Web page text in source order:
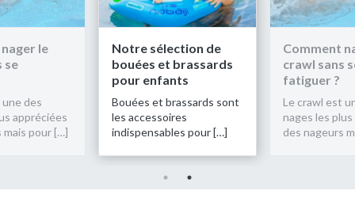
le
se
des
appréciées
mais pour […]
Notre sélection de
bouées et brassards
pour enfants
Bouées et brassards sont
les accessoires
indispensables pour […]
Comment
crawl sans
fatiguer ?
Le crawl est
nages les
des nageurs